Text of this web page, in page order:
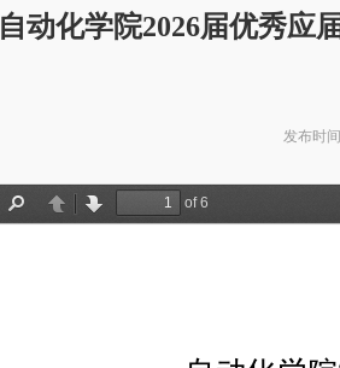
自动化学院2026届优秀应
发布时